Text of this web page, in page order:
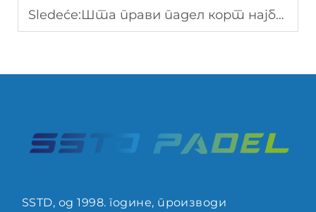
Sledeće:Шта прави падел корт најбољим избором за љубитеље спорта?
SSTD, од 1998. године, производи